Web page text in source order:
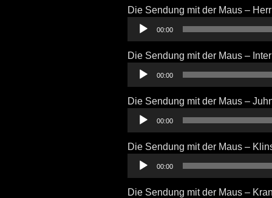
Die Sendung mit der Maus –
Audio-
Player
00:00
Die Sendung mit der Maus –
Audio-
Player
00:00
Die Sendung mit der Maus –
Audio-
Player
00:00
Die Sendung mit der Maus –
Audio-
Player
00:00
Die Sendung mit der Maus –